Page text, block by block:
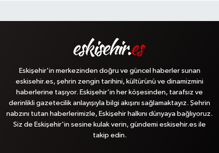
Eskişehir'in merkezinden doğru ve güncel haberler sunan
eskisehir.es, şehrin zengin tarihini, kültürünü ve dinamizmini
haberlerine taşıyor. Eskişehir'in her köşesinden, tarafsız ve
derinlikli gazetecilik anlayışıyla bilgi akışını sağlamaktayız. Şehrin
nabzını tutan haberlerimizle, Eskişehir halkını dünyaya bağlıyoruz.
Siz de Eskişehir'in sesine kulak verin, gündemi eskisehir.es ile
takip edin.